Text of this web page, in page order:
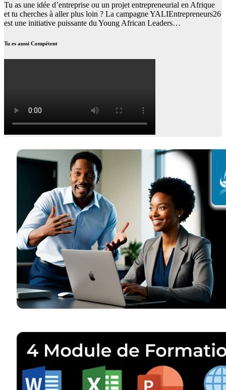
Tu as une idée d’entreprise ou un projet entrepreneurial en Afrique
et tu cherches à aller plus loin ? La campagne YALIEntrepreneurs26
est une initiative puissante du Young African Leaders…
Tu es aussi Compétent